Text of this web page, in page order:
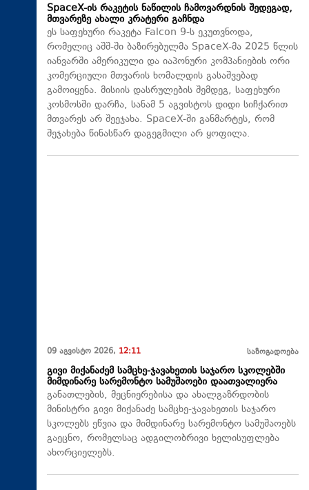
SpaceX-ის რაკეტის ნაწილის ჩამოვარდნის შედეგად,
მთვარეზე ახალი კრატერი გაჩნდა
ეს საფეხური რაკეტა Falcon 9-ს ეკუთვნოდა,
რომელიც აშშ-ში ბაზირებულმა SpaceX-მა 2025 წლის
იანვარში ამერიკული და იაპონური კომპანიების ორი
კომერციული მთვარის ხომალდის გასაშვებად
გამოიყენა. მისიის დასრულების შემდეგ, საფეხური
კოსმოსში დარჩა, სანამ 5 აგვისტოს დიდი სიჩქარით
მთვარეს არ შეეჯახა.​ SpaceX-ში განმარტეს, რომ
შეჯახება წინასწარ დაგეგმილი არ ყოფილა.
09 აგვისტო 2026, 12:11 საზოგადოება
გივი მიქანაძემ სამცხე-ჯავახეთის საჯარო სკოლებში
მიმდინარე სარემონტო სამუშაოები დაათვალიერა
განათლების, მეცნიერებისა და ახალგაზრდობის
მინისტრი გივი მიქანაძე სამცხე-ჯავახეთის საჯარო
სკოლებს ეწვია და მიმდინარე სარემონტო სამუშაოებს
გაეცნო, რომელსაც ადგილობრივი ხელისუფლება
ახორციელებს.